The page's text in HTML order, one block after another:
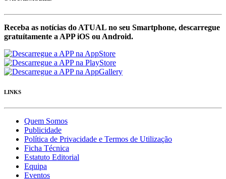
Receba as notícias do ATUAL no seu Smartphone, descarregue
gratuítamente a APP iOS ou Android.
LINKS
Quem Somos
Publicidade
Política de Privacidade e Termos de Utilização
Ficha Técnica
Estatuto Editorial
Equipa
Eventos